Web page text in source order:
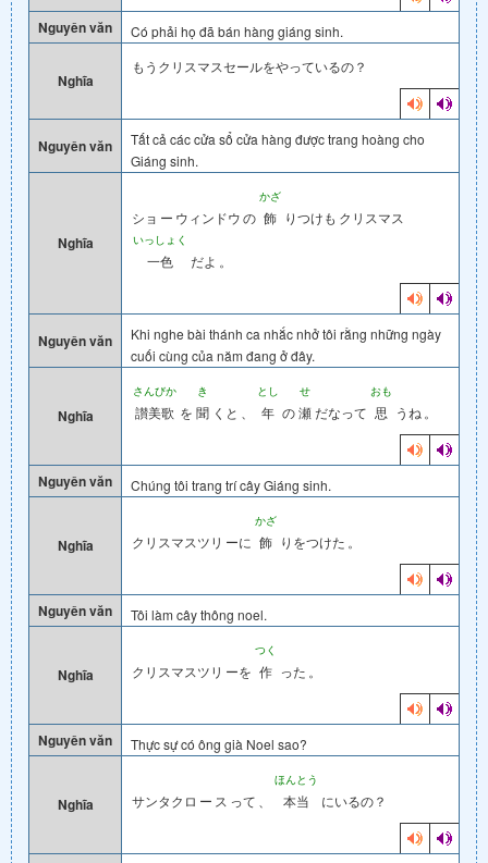
Nguyên văn Có phải họ đã bán hàng giáng sinh.
Nghĩa
もうクリスマスセールをやっているの？
Nguyên văn
Tất cả các cửa sổ cửa hàng được trang hoàng cho
Giáng sinh.
Nghĩa
ショ ー ウィンドウの
かざ
飾 りつけも クリスマス
いっしょく
一色 だよ 。
Nguyên văn
Khi nghe bài thánh ca nhắc nhở tôi rằng những ngày
cuối cùng của năm đang ở đây.
Nghĩa
さんびか
讃美歌 を
き
聞 くと
とし
年 の
せ
瀬だなって
おも
思 うね 。
Nguyên văn Chúng tôi trang trí cây Giáng sinh.
Nghĩa クリスマスツリ ーに
かざ
飾 りをつけた 。
Nguyên văn Tôi làm cây thông noel.
Nghĩa クリスマスツリ ーを
つく
作 った 。
Nguyên văn Thực sự có ông già Noel sao?
Nghĩa サンタクロ ー ス って
ほんとう
本当 にいるの？